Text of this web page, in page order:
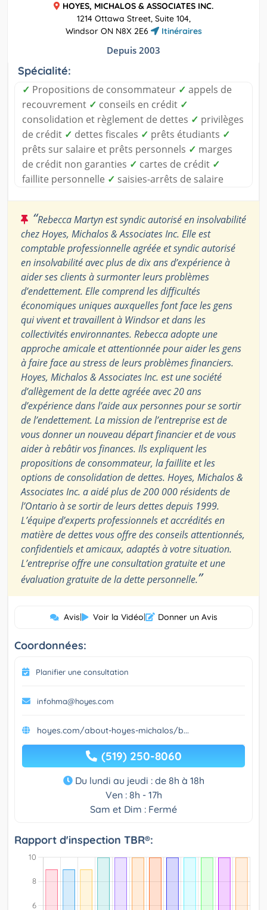
HOYES, MICHALOS & ASSOCIATES INC.
1214 Ottawa Street, Suite 104,
Windsor ON N8X 2E6
Itinéraires
Depuis 2003
Spécialité:
✓ Propositions de consommateur ✓ appels de
recouvrement ✓ conseils en crédit ✓
consolidation et règlement de dettes ✓ privilèges
de crédit ✓ dettes fiscales ✓ prêts étudiants ✓
prêts sur salaire et prêts personnels ✓ marges
de crédit non garanties ✓ cartes de crédit ✓
faillite personnelle ✓ saisies-arrêts de salaire
“Rebecca Martyn est syndic autorisé en insolvabilité
chez Hoyes, Michalos & Associates Inc. Elle est
comptable professionnelle agréée et syndic autorisé
en insolvabilité avec plus de dix ans d’expérience à
aider ses clients à surmonter leurs problèmes
d’endettement. Elle comprend les difficultés
économiques uniques auxquelles font face les gens
qui vivent et travaillent à Windsor et dans les
collectivités environnantes. Rebecca adopte une
approche amicale et attentionnée pour aider les gens
à faire face au stress de leurs problèmes financiers.
Hoyes, Michalos & Associates Inc. est une société
d’allègement de la dette agréée avec 20 ans
d’expérience dans l’aide aux personnes pour se sortir
de l’endettement. La mission de l’entreprise est de
vous donner un nouveau départ financier et de vous
aider à rebâtir vos finances. Ils expliquent les
propositions de consommateur, la faillite et les
options de consolidation de dettes. Hoyes, Michalos &
Associates Inc. a aidé plus de 200 000 résidents de
l’Ontario à se sortir de leurs dettes depuis 1999.
L’équipe d’experts professionnels et accrédités en
matière de dettes vous offre des conseils attentionnés,
confidentiels et amicaux, adaptés à votre situation.
L’entreprise offre une consultation gratuite et une
évaluation gratuite de la dette personnelle.”
Avis| Voir la Vidéo| Donner un Avis
Coordonnées:
Planifier une consultation
infohma@hoyes.com
hoyes.com/about-hoyes-michalos/b...
(519) 250-8060
Du lundi au jeudi : de 8h à 18h
Ven : 8h - 17h
Sam et Dim : Fermé
Rapport d'inspection TBR®: